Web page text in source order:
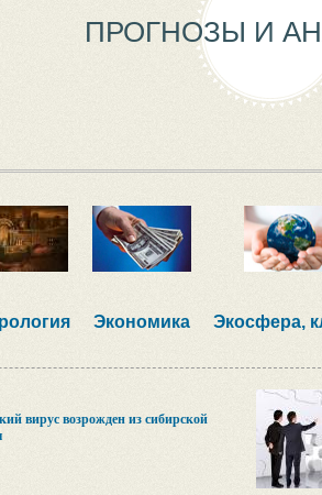
ПРОГНОЗЫ И
Экономика Экосфера,
вирус возрожден из сибирской